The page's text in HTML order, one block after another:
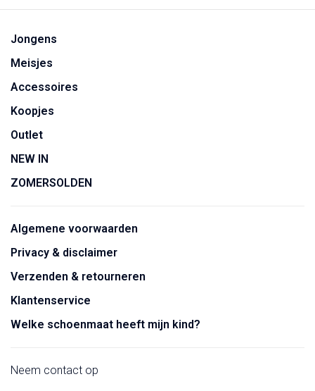
Jongens
Meisjes
Accessoires
Koopjes
Outlet
NEW IN
ZOMERSOLDEN
Algemene voorwaarden
Privacy & disclaimer
Verzenden & retourneren
Klantenservice
Welke schoenmaat heeft mijn kind?
Neem contact op